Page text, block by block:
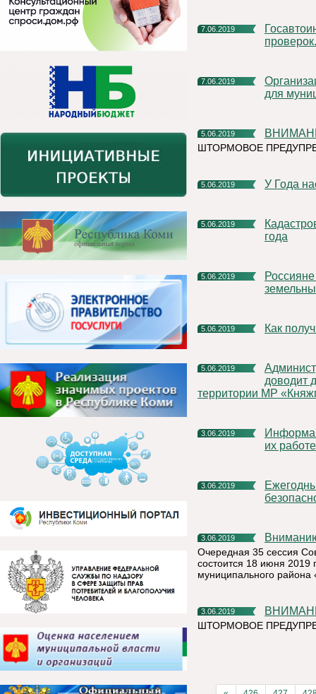
7.06.2019
Госавтоинспекторы проверят водителей во время массовых
проверок.
7.06.2019
Организация пассажирских перевозок - социально значимая
для
5.06.2019
ШТОРМОВОЕ
5.06.2019 У Года
5.06.2019
Кадастровая палата приглашает на лекцию 10 июня 2019
года
5.06.2019
Россияне начали чаще устанавливать границы своих
5.06.2019 Как
5.06.2019
Администрация муниципального района «Княжпогостский»
доводит
территории МР
3.06.2019
Информация о правилах вступления в народные дружины и
их работе
3.06.2019
Ежегодный республиканский семинар по пожарной
3.06.2019
Очередная 35 сессия
состоится 18 июня 2019
муниципального района
3.06.2019
ШТОРМОВОЕ